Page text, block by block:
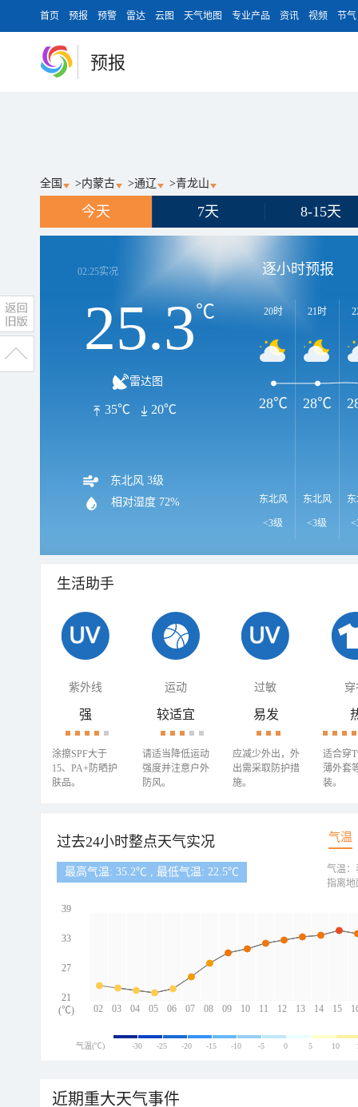
首页 预报 预警 雷达 云图 天气地图 专业产品 资讯 视频 节气
预报
全国 >内蒙古 >通辽 >青龙山
今天 7天 8-15天
02:25实况
25.3℃
雷达图
35℃ 20℃
东北风 3级
相对湿度 72%
逐小时预报
20时
东北风
<3级
21时
东北风
<3级
28℃ 28℃
生活助手
紫外线 运动 过敏 穿
强
涂擦SPF大于
15、PA+防晒护
肤品。
较适宜
请适当降低运动
强度并注意户外
防风。
易发
应减少外出，外
出需采取防护措
施。
适合穿
薄外套
装。
过去24小时整点天气实况 气温
最高气温: 35.2℃ , 最低气温: 22.5℃
02 03 04 05 06 07 08 09 10 11 12 13 14 15
39
33
27
21
(℃)
气温：
指离地
气温(℃) -30 -25 -20 -15 -10 -5 0 5 10
近期重大天气事件